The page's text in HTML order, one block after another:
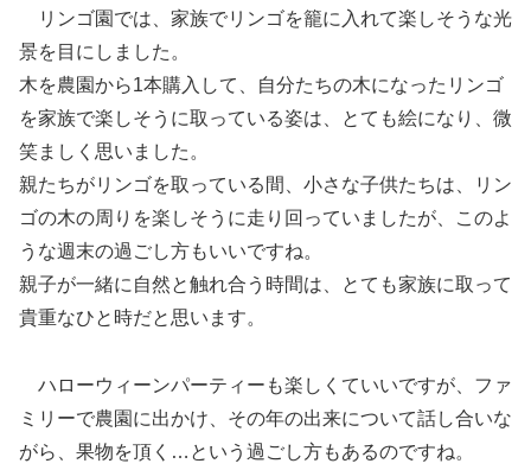
リンゴ園では、家族でリンゴを籠に入れて楽しそうな光
景を目にしました。
木を農園から1本購入して、自分たちの木になったリンゴ
を家族で楽しそうに取っている姿は、とても絵になり、微
笑ましく思いました。
親たちがリンゴを取っている間、小さな子供たちは、リン
ゴの木の周りを楽しそうに走り回っていましたが、このよ
うな週末の過ごし方もいいですね。
親子が一緒に自然と触れ合う時間は、とても家族に取って
貴重なひと時だと思います。
ハローウィーンパーティーも楽しくていいですが、ファ
ミリーで農園に出かけ、その年の出来について話し合いな
がら、果物を頂く…という過ごし方もあるのですね。